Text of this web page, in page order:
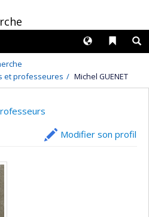
Liens
Langues
et professeures
Michel GUENET
Modifier son profil